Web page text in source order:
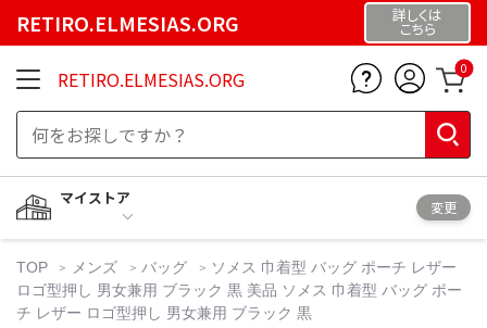
RETIRO.ELMESIAS.ORG 詳しくは
こちら
RETIRO.ELMESIAS.ORG 0
マイストア
変更
TOP メンズ バッグ
ソメス 巾着型 バッグ ポーチ レザー
ロゴ型押し 男女兼用 ブラック 黒 美品 ソメス 巾着型 バッグ ポー
チ レザー ロゴ型押し 男女兼用 ブラック 黒